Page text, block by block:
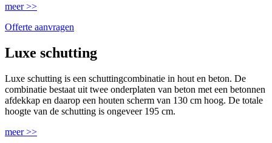
meer >>
Offerte aanvragen
Luxe schutting
Luxe schutting is een schuttingcombinatie in hout en beton. De
combinatie bestaat uit twee onderplaten van beton met een betonnen
afdekkap en daarop een houten scherm van 130 cm hoog. De totale
hoogte van de schutting is ongeveer 195 cm.
meer >>